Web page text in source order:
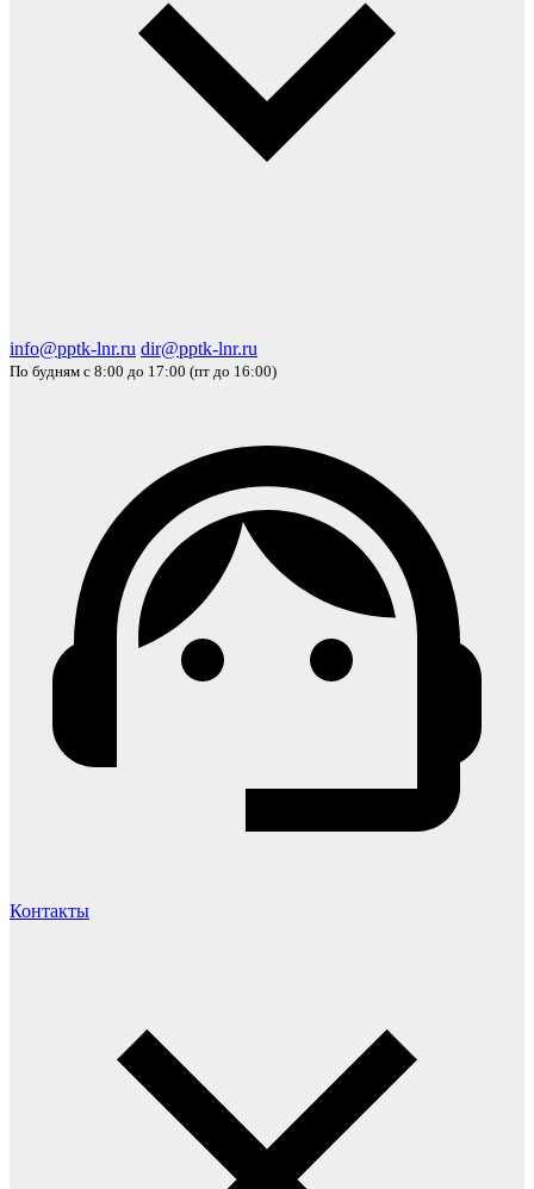
info@pptk-lnr.ru dir@pptk-lnr.ru
По будням с 8:00 до 17:00 (пт до 16:00)
Контакты